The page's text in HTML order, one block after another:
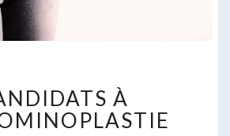
À
L’ABDOMINOPLASTIE
À